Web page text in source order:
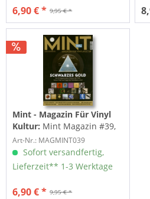
9,95 € *
6,90 € *
Mint - Magazin Für Vinyl
Kultur: Mint Magazin #39,
10/20
Art-Nr.: MAGMINT039
Sofort versandfertig,
Lieferzeit** 1-3 Werktage
9,95 € *
6,90 € *